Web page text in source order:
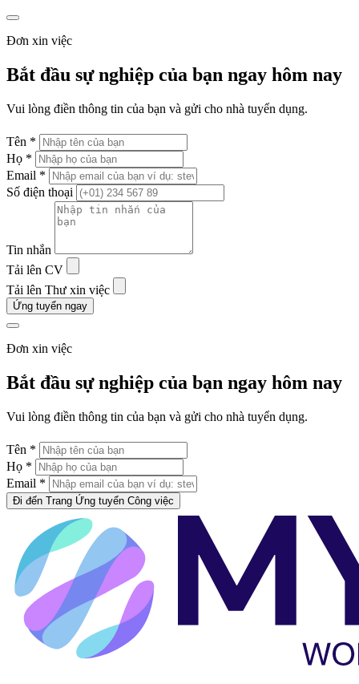
Đơn xin việc
Bắt đầu sự nghiệp của bạn ngay hôm nay
Vui lòng điền thông tin của bạn và gửi cho nhà tuyển dụng.
Tên *
Họ *
Email *
Số điện thoại
Tin nhắn
Tải lên CV
Tải lên Thư xin việc
Ứng tuyển ngay
Đơn xin việc
Bắt đầu sự nghiệp của bạn ngay hôm nay
Vui lòng điền thông tin của bạn và gửi cho nhà tuyển dụng.
Tên *
Họ *
Email *
Đi đến Trang Ứng tuyển Công việc